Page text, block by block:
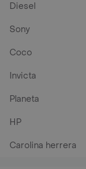
Diesel
Sony
Coco
Invicta
Planeta
HP
Carolina herrera